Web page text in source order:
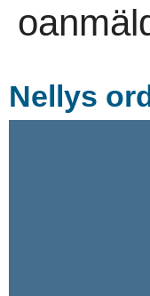
Nellys